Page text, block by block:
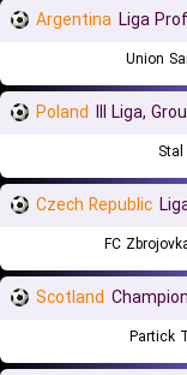
Argentina Liga
Union
Poland III Liga,
Czech Republic
FC
Scotland
Partick